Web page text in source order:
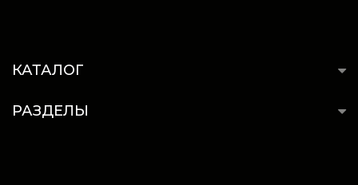
КАТАЛОГ
РАЗДЕЛЫ